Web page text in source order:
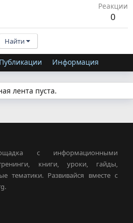
Реакции
0
Найти
Публикации Информация
лента пуста.
с информационными
книги, уроки, гайды,
тематики. Развивайся вместе с